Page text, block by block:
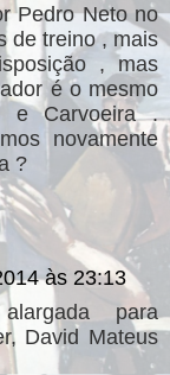
Pedro Neto no
de treino , mais
, mas
é o mesmo
e Carvoeira .
novamente
?
às 23:13
para
David Mateus